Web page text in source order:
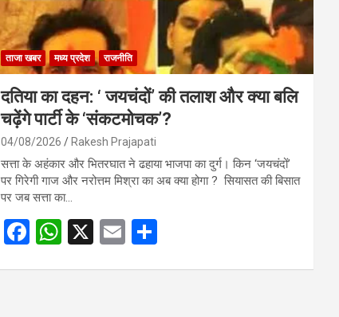
ताजा खबर मध्य प्रदेश राजनीति
दतिया का दहन: ‘ जयचंदों’ की तलाश और क्या बलि
चढ़ेंगे पार्टी के ‘संकटमोचक’?
04/08/2026 Rakesh Prajapati
सत्ता के अहंकार और भितरघात ने ढहाया भाजपा का दुर्ग। किन ‘जयचंदों’
पर गिरेगी गाज और नरोत्तम मिश्रा का अब क्या होगा ? सियासत की बिसात
पर जब सत्ता का…
F
W X
E